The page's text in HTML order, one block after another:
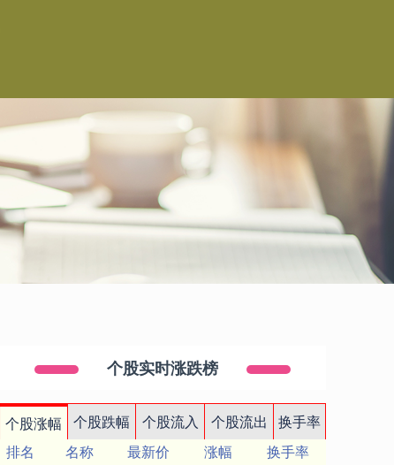
个股实时涨跌榜
个股涨幅 个股跌幅 个股流入 个股流出
换手率
排名
名称 最新价 涨幅
换手率